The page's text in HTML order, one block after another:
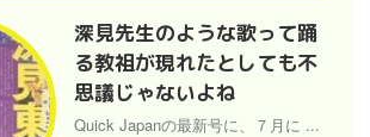
深見先生のような歌って踊
る教祖が現れたとしても不
思議じゃないよね
Quick Japanの最新号に、７月に ...